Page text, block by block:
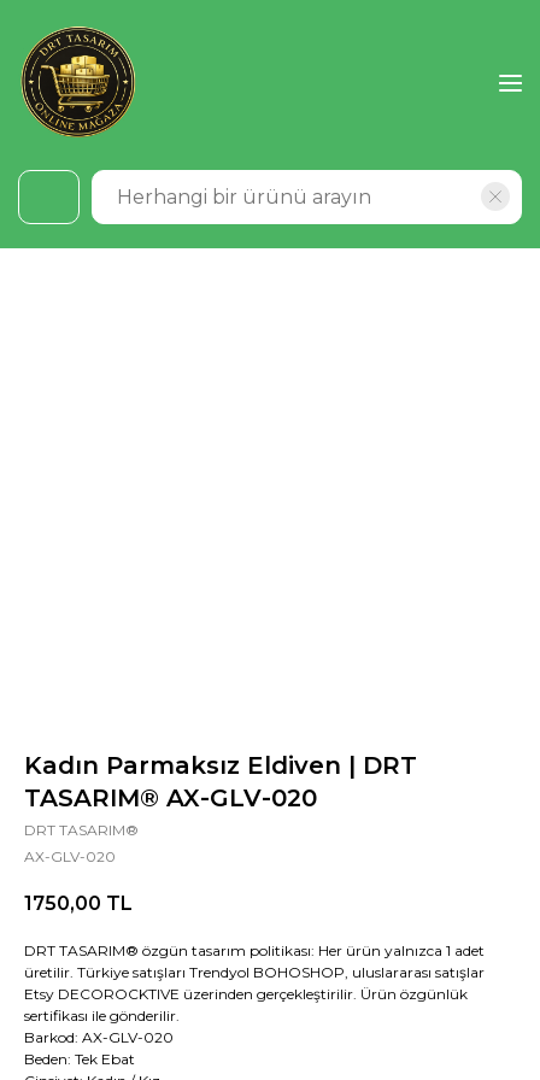
Kadın Parmaksız Eldiven | DRT
TASARIM® AX-GLV-020
DRT TASARIM®
AX-GLV-020
1750,00 TL
DRT TASARIM® özgün tasarım politikası: Her ürün yalnızca 1 adet
üretilir. Türkiye satışları Trendyol BOHOSHOP, uluslararası satışlar
Etsy DECOROCKTIVE üzerinden gerçekleştirilir. Ürün özgünlük
sertifikası ile gönderilir.
Barkod: AX-GLV-020
Beden: Tek Ebat